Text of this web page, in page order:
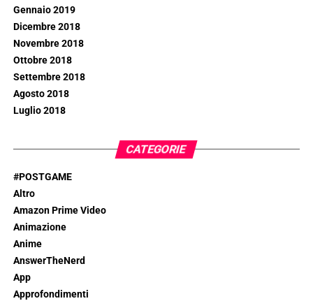
Gennaio 2019
Dicembre 2018
Novembre 2018
Ottobre 2018
Settembre 2018
Agosto 2018
Luglio 2018
CATEGORIE
#POSTGAME
Altro
Amazon Prime Video
Animazione
Anime
AnswerTheNerd
App
Approfondimenti